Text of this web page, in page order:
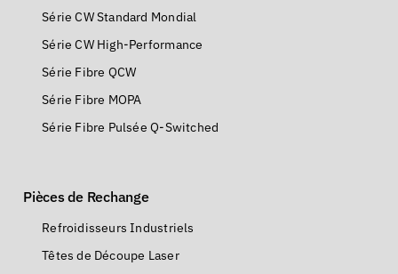
Série CW Standard Mondial
Série CW High-Performance
Série Fibre QCW
Série Fibre MOPA
Série Fibre Pulsée Q-Switched
Pièces de Rechange
Refroidisseurs Industriels
Têtes de Découpe Laser